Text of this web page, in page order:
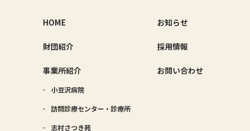
HOME
財団紹介
事業所紹介
小豆沢病院
訪問診療センター・診療所
志村さつき苑
お知らせ
採用情報
お問い合わせ